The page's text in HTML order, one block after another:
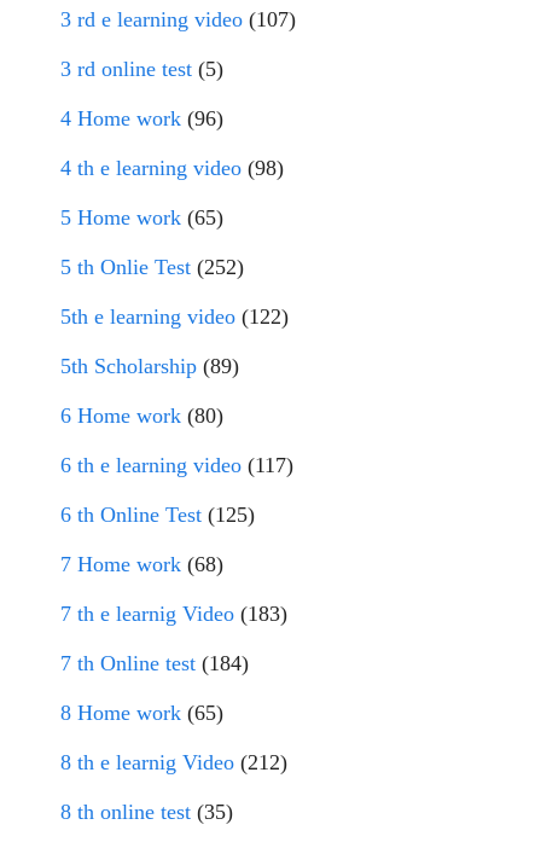
3 rd e learning video (107)
3 rd online test (5)
4 Home work (96)
4 th e learning video (98)
5 Home work (65)
5 th Onlie Test (252)
5th e learning video (122)
5th Scholarship (89)
6 Home work (80)
6 th e learning video (117)
6 th Online Test (125)
7 Home work (68)
7 th e learnig Video (183)
7 th Online test (184)
8 Home work (65)
8 th e learnig Video (212)
8 th online test (35)